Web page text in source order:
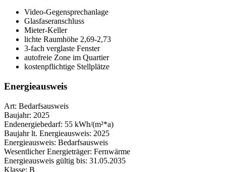
Video-Gegensprechanlage
Glasfaseranschluss
Mieter-Keller
lichte Raumhöhe 2,69-2,73
3-fach verglaste Fenster
autofreie Zone im Quartier
kostenpflichtige Stellplätze
Energieausweis
Art: Bedarfsausweis
Baujahr: 2025
Endenergiebedarf: 55 kWh/(m²*a)
Baujahr lt. Energieausweis: 2025
Energieausweis: Bedarfsausweis
Wesentlicher Energieträger: Fernwärme
Energieausweis gültig bis: 31.05.2035
Klasse: B